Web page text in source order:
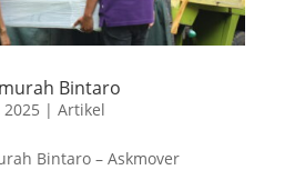
Bintaro
2025 | Artikel
Bintaro – Askmover